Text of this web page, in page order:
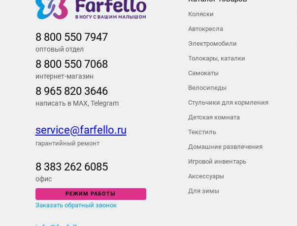
8 800 550 7947
оптовый отдел
8 800 550 7068
интернет-магазин
8 965 820 3646
написать в MAX, Telegram
service@farfello.ru
гарантийный ремонт
8 383 262 6085
офис
РЕЖИМ РАБОТЫ
Заказать обратный звонок
Коляски
Автокресла
Электромобили
Толокары, каталки
Самокаты
Велосипеды
Стульчики для кормления
Детская комната
Текстиль
Домашние развлечения
Игровой инвентарь
Аксессуары
Для зимы